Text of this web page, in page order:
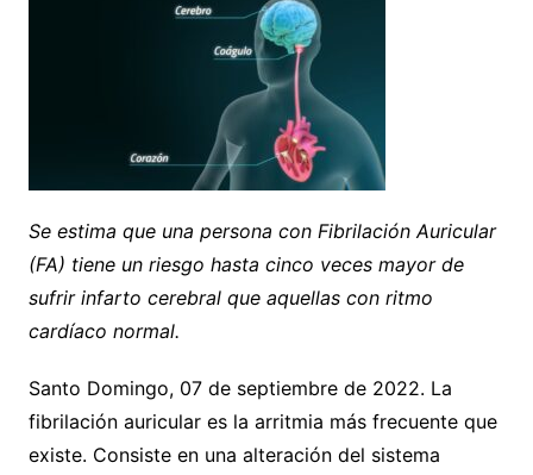
Se estima que una persona con Fibrilación Auricular
(FA) tiene un riesgo hasta cinco veces mayor de
sufrir infarto cerebral que aquellas con ritmo
cardíaco normal.
Santo Domingo, 07 de septiembre de 2022. La
fibrilación auricular es la arritmia más frecuente que
existe. Consiste en una alteración del sistema